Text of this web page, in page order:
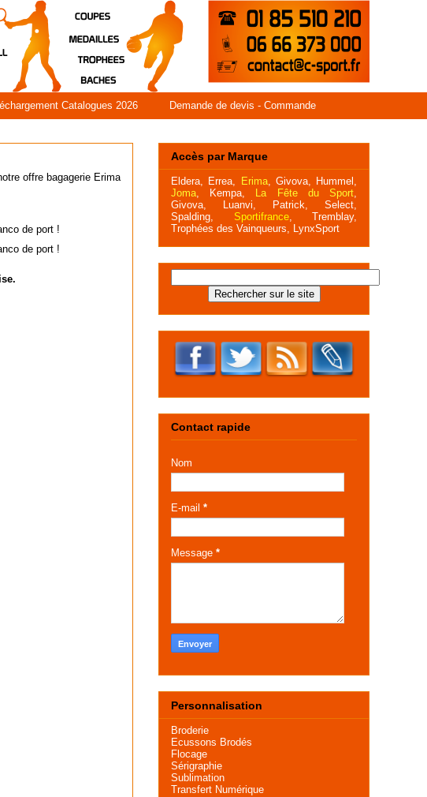
Catalogues 2026 Demande de devis - Commande
offre bagagerie Erima
de port !
de port !
Accès par Marque
Eldera Errea Erima, Givova, Hummel
Joma
Kempa, La Fête du Sport
Givova,
Luanvi, Patrick,
Select,
Spalding,
Sportifrance, Tremblay,
Trophées des Vainqueurs,
LynxSport
Contact rapide
Nom
E-mail *
Message *
Personnalisation
Broderie
Ecussons Brodés
Flocage
Sérigraphie
Sublimation
Transfert Numérique